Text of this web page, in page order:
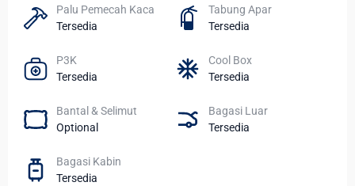
Palu Pemecah Kaca
Tersedia
Tabung Apar
Tersedia
P3K
Tersedia
Cool Box
Tersedia
Bantal & Selimut
Optional
Bagasi Luar
Tersedia
Bagasi Kabin
Tersedia